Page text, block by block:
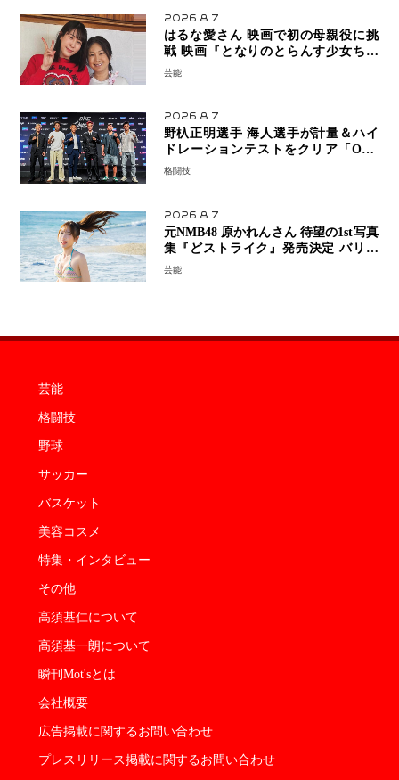
2026.8.7
はるな愛さん 映画で初の母親役に挑
戦 映画『となりのとらんす少女ちゃ
ん』11月7日公開 未来の自分との対話
芸能
2026.8.7
野杁正明選手 海人選手が計量＆ハイ
ドレーションテストをクリア「ONE
SAMURAI 2」決戦へ万全の準備整う
格闘技
2026.8.7
元NMB48 原かれんさん 待望の1st写真
集『どストライク』発売決定 バリで
魅せる25歳の新境地
芸能
芸能
格闘技
野球
サッカー
バスケット
美容コスメ
特集・インタビュー
その他
高須基仁について
高須基一朗について
瞬刊Mot'sとは
会社概要
広告掲載に関するお問い合わせ
プレスリリース掲載に関するお問い合わせ